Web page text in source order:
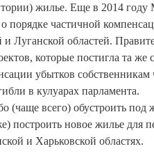
жилье. Еще в 2014 году
порядке частичной
Луганской областей.
которые постигла та же
убытков
в кулуарах парламента.
(чаще всего) обустроить под
построить новое жилье для
и Харьковской областях.